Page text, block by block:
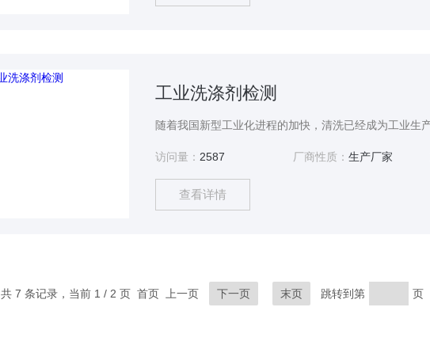
工业洗涤剂检测
访问量： 2587 厂商性质： 生产厂家
查看详情
共 7 条记录，当前 1 / 2 页 首页 上一页 下一页 末页 跳转到第 页